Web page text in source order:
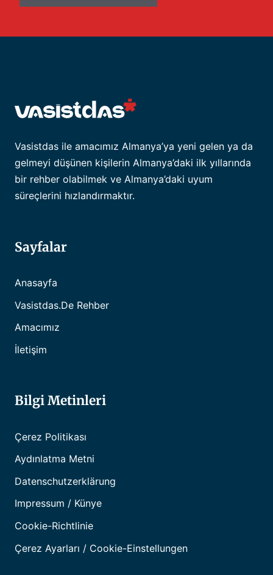
Vasistdas ile amacımız Almanya’ya yeni gelen ya da
gelmeyi düşünen kişilerin Almanya’daki ilk yıllarında
bir rehber olabilmek ve Almanya’daki uyum
süreçlerini hızlandırmaktır.
Sayfalar
Anasayfa
Vasistdas.de Rehber
Amacımız
İletişim
Bilgi Metinleri
Çerez Politikası
Aydınlatma Metni
Datenschutzerklärung
Impressum / Künye
Cookie-Richtlinie
Çerez Ayarları / Cookie-Einstellungen